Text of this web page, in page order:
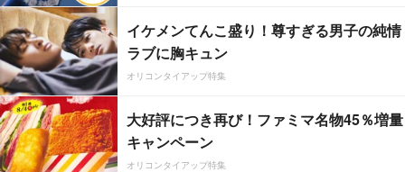
イケメンてんこ盛り！尊すぎる男子の純情
ラブに胸キュン
オリコンタイアップ特集
大好評につき再び！ファミマ名物45％増量
キャンペーン
オリコンタイアップ特集